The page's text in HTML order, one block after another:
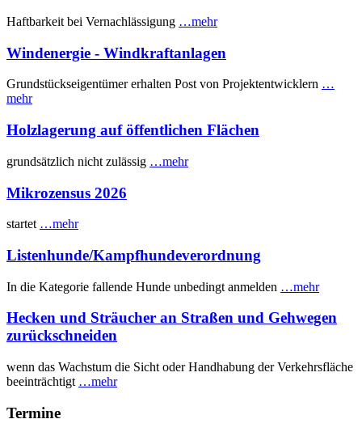
Haftbarkeit bei Vernachlässigung …mehr
Windenergie - Windkraftanlagen
Grundstückseigentümer erhalten Post von Projektentwicklern …
mehr
Holzlagerung auf öffentlichen Flächen
grundsätzlich nicht zulässig …mehr
Mikrozensus 2026
startet …mehr
Listenhunde/Kampfhundeverordnung
In die Kategorie fallende Hunde unbedingt anmelden …mehr
Hecken und Sträucher an Straßen und Gehwegen
zurückschneiden
wenn das Wachstum die Sicht oder Handhabung der Verkehrsfläche
beeinträchtigt …mehr
Termine